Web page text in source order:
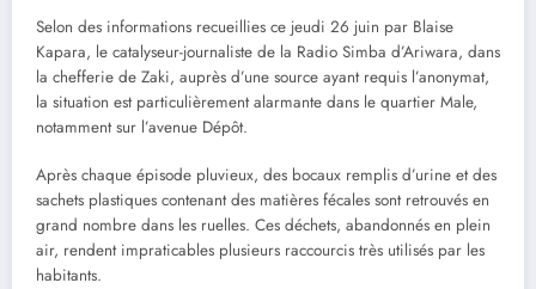
Selon des informations recueillies ce jeudi 26 juin par Blaise
Kapara, le catalyseur-journaliste de la Radio Simba d’Ariwara, dans
la chefferie de Zaki, auprès d’une source ayant requis l’anonymat,
la situation est particulièrement alarmante dans le quartier Male,
notamment sur l’avenue Dépôt.
Après chaque épisode pluvieux, des bocaux remplis d’urine et des
sachets plastiques contenant des matières fécales sont retrouvés en
grand nombre dans les ruelles. Ces déchets, abandonnés en plein
air, rendent impraticables plusieurs raccourcis très utilisés par les
habitants.